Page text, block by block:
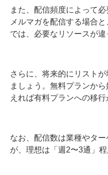
また、配信頻度によって
メルマガを配信する場合
では、必要なリソースが違
さらに、将来的にリスト
ましょう。無料プランか
えれば有料プランへの移行
なお、配信数は業種やタ
が、理想は「週2〜3通」程